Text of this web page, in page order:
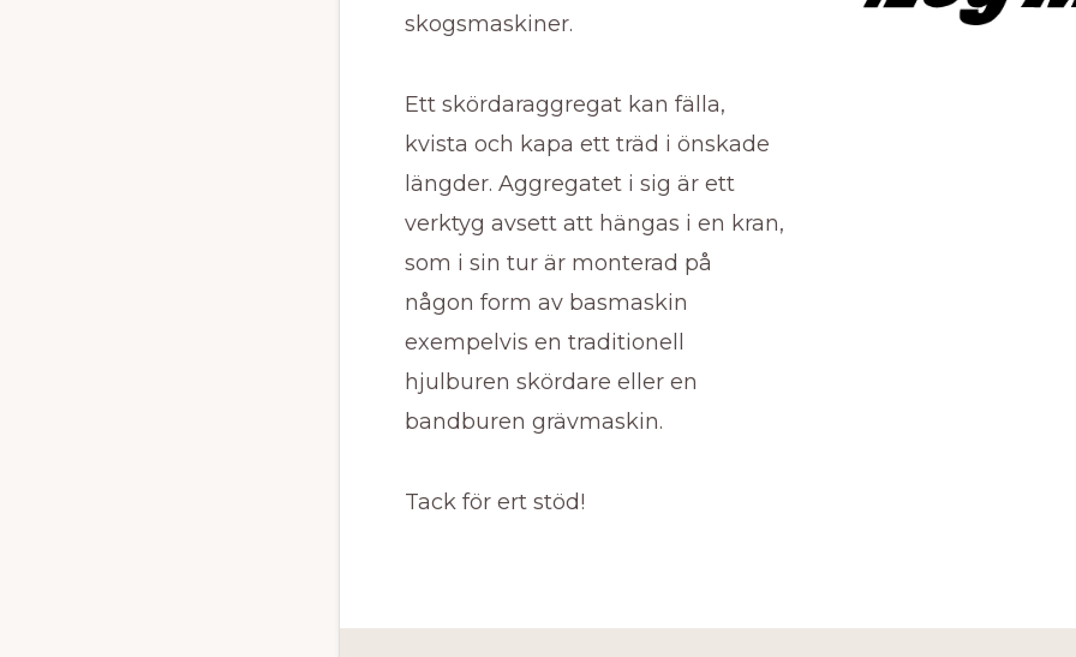
skogsmaskiner.
Ett skördaraggregat kan fälla,
kvista och kapa ett träd i önskade
längder. Aggregatet i sig är ett
verktyg avsett att hängas i en kran,
som i sin tur är monterad på
någon form av basmaskin
exempelvis en traditionell
hjulburen skördare eller en
bandburen grävmaskin.
Tack för ert stöd!